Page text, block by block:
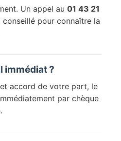
Un appel au 01 43 21
pour connaître la
immédiat ?
accord de votre part, le
par chèque